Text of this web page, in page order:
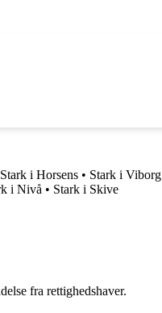
Stark i Horsens • Stark i Viborg
i Nivå • Stark i Skive
fra rettighedshaver.